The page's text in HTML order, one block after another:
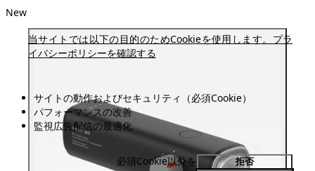
当サイトでは以下の目的のためCookieを使用します。 プラ
イバシーポリシーを確認する
サイトの動作およびセキュリティ（必須Cookie）
パフォーマンスの改善
監視広告配信の最適化
必須Cookie以外を
拒否
New